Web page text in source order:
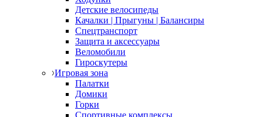
Детские велосипеды
Качалки | Прыгуны | Балансиры
Спецтранспорт
Защита и аксессуары
Веломобили
Гироскутеры
Игровая зона
Палатки
Домики
Горки
Спортивные комплексы